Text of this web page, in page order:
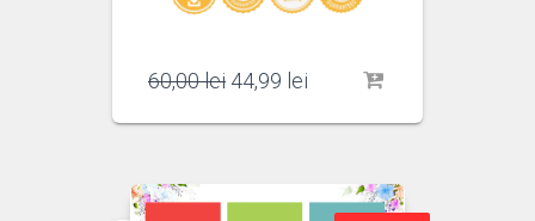
60,00lei Prețul
a
44,99 lei
este: